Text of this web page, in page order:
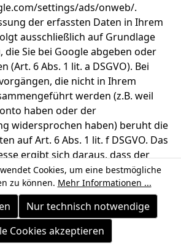
settings/ads/onweb/.
der erfassten Daten in Ihrem
ausschließlich auf Grundlage
Sie bei Google abgeben oder
(Art. 6 Abs. 1 lit. a DSGVO). Bei
die nicht in Ihrem
werden (z.B. weil
haben oder der
widersprochen haben) beruht die
auf Art. 6 Abs. 1 lit. f DSGVO. Das
ergibt sich daraus, dass der
ein Interesse an der
der Websitebesucher zu
und die
finden Sie in der
von Google unter:
Cookies, um eine bestmögliche
zu können. Mehr Informationen ...
Nur technisch notwendige
Cookies akzeptieren